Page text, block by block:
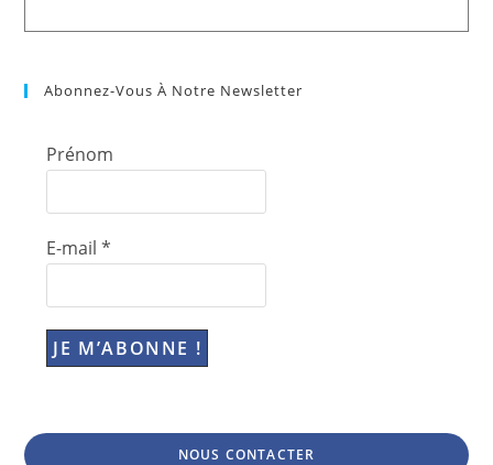
Abonnez-Vous À Notre Newsletter
Prénom
E-mail*
NOUS CONTACTER